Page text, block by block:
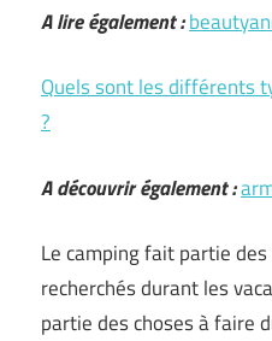
A lire également :
Quels sont les différents
?
A découvrir également :
Le camping fait partie
recherchés durant les
partie des choses à faire